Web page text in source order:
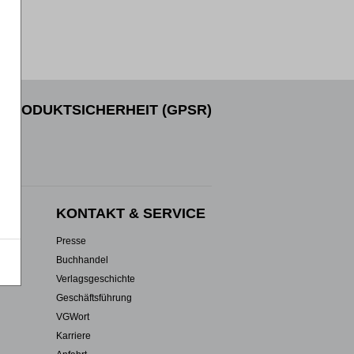
PRODUKTSICHERHEIT (GPSR)
KONTAKT & SERVICE
Presse
Buchhandel
Verlagsgeschichte
Geschäftsführung
VGWort
Karriere